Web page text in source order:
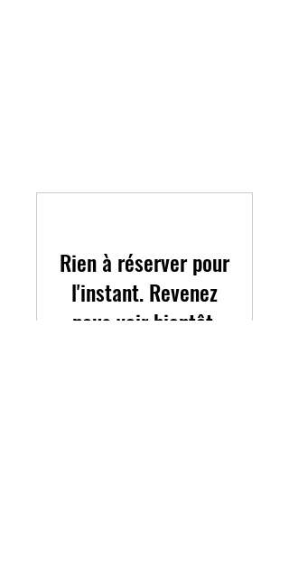
Rien à réserver pour
l'instant. Revenez
nous voir bientôt.